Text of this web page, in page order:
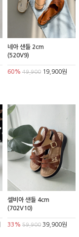
네아 샌들 2cm
(520V9)
60% 49,90019,900원
셀비아 샌들 4cm
(702V10)
33% 59,90039,900원